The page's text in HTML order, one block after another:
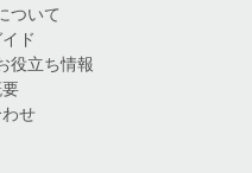
ついて
ド
役立ち情報
せ